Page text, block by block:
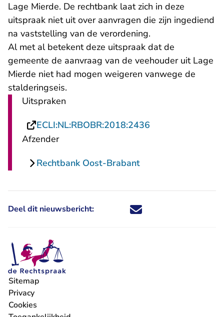
Lage Mierde. De rechtbank laat zich in deze
uitspraak niet uit over aanvragen die zijn ingediend
na vaststelling van de verordening.
Al met al betekent deze uitspraak dat de
gemeente de aanvraag van de veehouder uit Lage
Mierde niet had mogen weigeren vanwege de
stalderingseis.
Uitspraken
ECLI:NL:RBOBR:2018:2436
Afzender
Rechtbank Oost-Brabant
Deel dit nieuwsbericht: Deel dit nieuwsbericht via X -
Deel dit nieuwsbericht via
Deel dit nieuwsbericht
Deel dit
Sitemap
Privacy
Cookies